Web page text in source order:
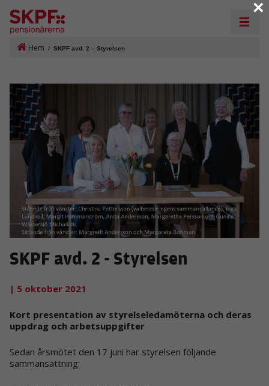
Hem / SKPF avd. 2 – Styrelsen
SKPF avd. 2 - Styrelsen
| 5 oktober 2021
Kort presentation av styrelseledamöterna och deras
uppdrag och arbetsuppgifter
Sedan årsmötet den 17 juni har styrelsen följande
sammansättning:
×